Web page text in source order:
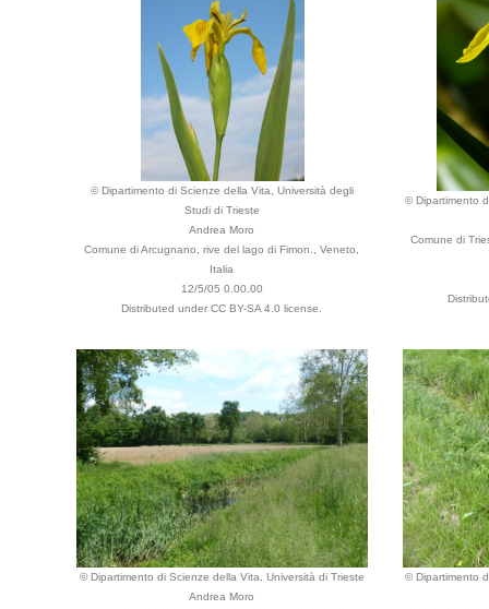
© Dipartimento di Scienze della Vita, Università degli
Studi di Trieste
Andrea Moro
Comune di Arcugnano, rive del lago di Fimon., Veneto,
Italia
12/5/05 0.00.00
Distributed under CC BY-SA 4.0 license.
© Dipartimento
Comune di
© Dipartimento di Scienze della Vita, Università di Trieste
Andrea Moro
© Dipartimento